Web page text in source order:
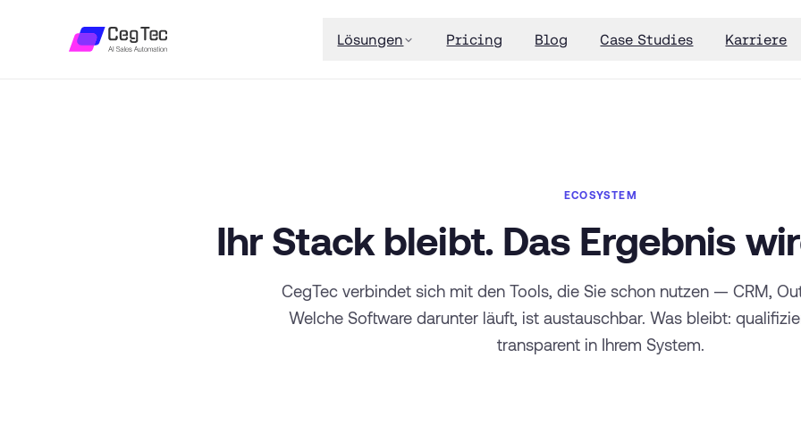
Lösungen Pricing Blog Case Studies Karriere
ECOSYSTEM
Ihr Stack bleibt. Das Ergebnis
CegTec verbindet sich mit den Tools, die Sie schon nutzen — CRM,
Welche Software darunter läuft, ist austauschbar. Was bleibt:
transparent in Ihrem System.